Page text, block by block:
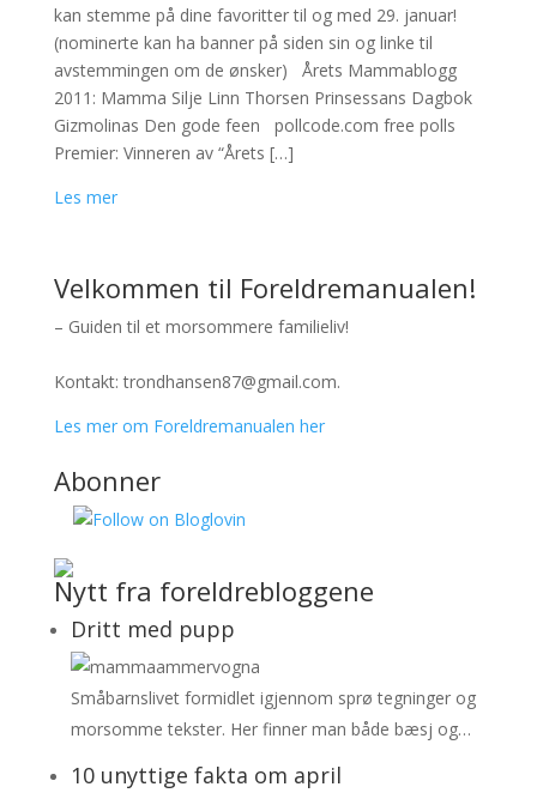
kan stemme på dine favoritter til og med 29. januar!
(nominerte kan ha banner på siden sin og linke til
avstemmingen om de ønsker) Årets Mammablogg
2011: Mamma Silje Linn Thorsen Prinsessans Dagbok
Gizmolinas Den gode feen pollcode.com free polls
Premier: Vinneren av “Årets […]
Les mer
Velkommen til Foreldremanualen!
– Guiden til et morsommere familieliv!
Kontakt: trondhansen87@gmail.com.
Les mer om Foreldremanualen her
Abonner
Nytt fra foreldrebloggene
Dritt med pupp
Småbarnslivet formidlet igjennom sprø tegninger og
morsomme tekster. Her finner man både bæsj og…
10 unyttige fakta om april